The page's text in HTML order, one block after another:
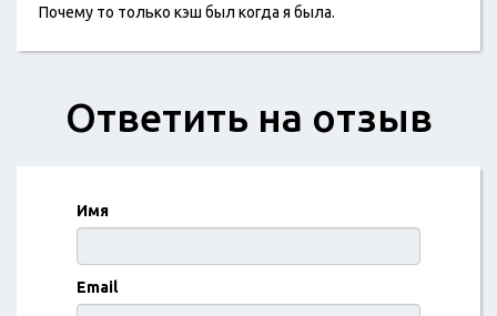
Почему то только кэш был когда я была.
Ответить на отзыв
Имя
Email